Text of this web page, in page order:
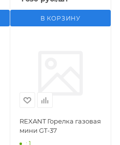
В КОРЗИНУ
REXANT Горелка газовая
мини GT-37
: 1